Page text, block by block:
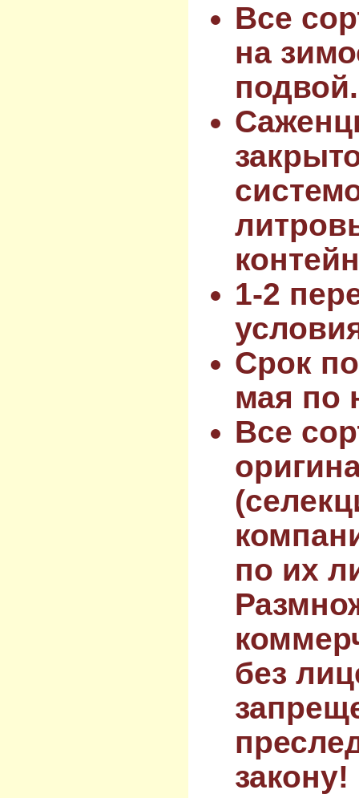
Все
на
подвой.
1-2
Срок
мая по
Все
по их
без
закону!